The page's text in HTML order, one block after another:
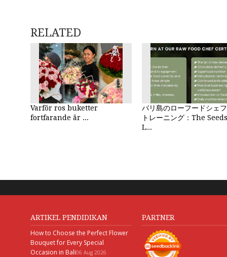
RELATED
Varför ros buketter
fortfarande är ...
バリ島のローフードシェ
トレーニング：The
L...
ARTIKEL PENDIDIKAN
How to Choose the Perfect Flower
Bouquet for Every Special
Occasion in Bali06 Aug 2026
PARTNER